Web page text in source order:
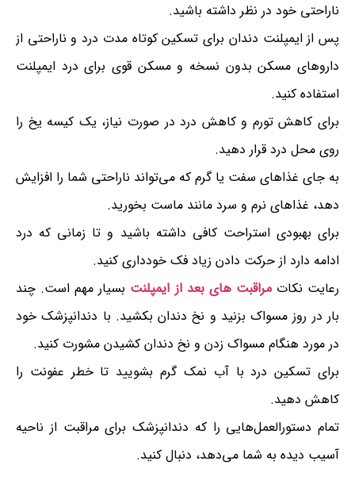
ناراحتی خود در نظر داشته باشید.
پس از ایمپلنت دندان برای تسکین کوتاه مدت درد و ناراحتی از
داروهای مسکن بدون نسخه و مسکن قوی برای درد ایمپلنت
استفاده کنید.
برای کاهش تورم و کاهش درد در صورت نیاز، یک کیسه یخ را
روی محل درد قرار دهید.
به جای غذاهای سفت یا گرم که می‌تواند ناراحتی شما را افزایش
دهد، غذاهای نرم و سرد مانند ماست بخورید.
برای بهبودی استراحت کافی داشته باشید و تا زمانی که درد
ادامه دارد از حرکت دادن زیاد فک خودداری کنید.
رعایت نکاتمراقبت های بعد از ایمپلنت بسیار مهم است. چند
بار در روز مسواک بزنید و نخ دندان بکشید. با دندانپزشک خود
در مورد هنگام مسواک زدن و نخ دندان کشیدن مشورت کنید.
برای تسکین درد با آب نمک گرم بشویید تا خطر عفونت را
کاهش دهید.
تمام دستورالعمل‌هایی را که دندانپزشک برای مراقبت از ناحیه
آسیب دیده به شما می‌دهد، دنبال کنید.